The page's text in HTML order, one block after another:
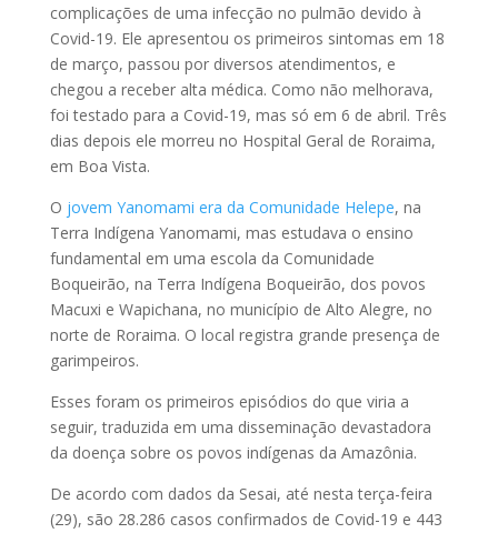
complicações de uma infecção no pulmão devido à
Covid-19. Ele apresentou os primeiros sintomas em 18
de março, passou por diversos atendimentos, e
chegou a receber alta médica. Como não melhorava,
foi testado para a Covid-19, mas só em 6 de abril. Três
dias depois ele morreu no Hospital Geral de Roraima,
em Boa Vista.
O jovem Yanomami era da Comunidade Helepe, na
Terra Indígena Yanomami, mas estudava o ensino
fundamental em uma escola da Comunidade
Boqueirão, na Terra Indígena Boqueirão, dos povos
Macuxi e Wapichana, no município de Alto Alegre, no
norte de Roraima. O local registra grande presença de
garimpeiros.
Esses foram os primeiros episódios do que viria a
seguir, traduzida em uma disseminação devastadora
da doença sobre os povos indígenas da Amazônia.
De acordo com dados da Sesai, até nesta terça-feira
(29), são 28.286 casos confirmados de Covid-19 e 443